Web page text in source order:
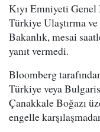
Kıyı Emniyeti
Türkiye Ulaştırma
Bakanlık, mesai
yanıt vermedi.
Bloomberg
Türkiye veya
Çanakkale Boğazı
engelle